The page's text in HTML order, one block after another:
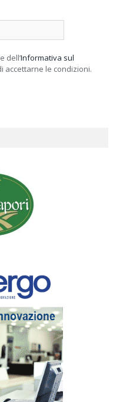
dell’Informativa sul
accettarne le condizioni.